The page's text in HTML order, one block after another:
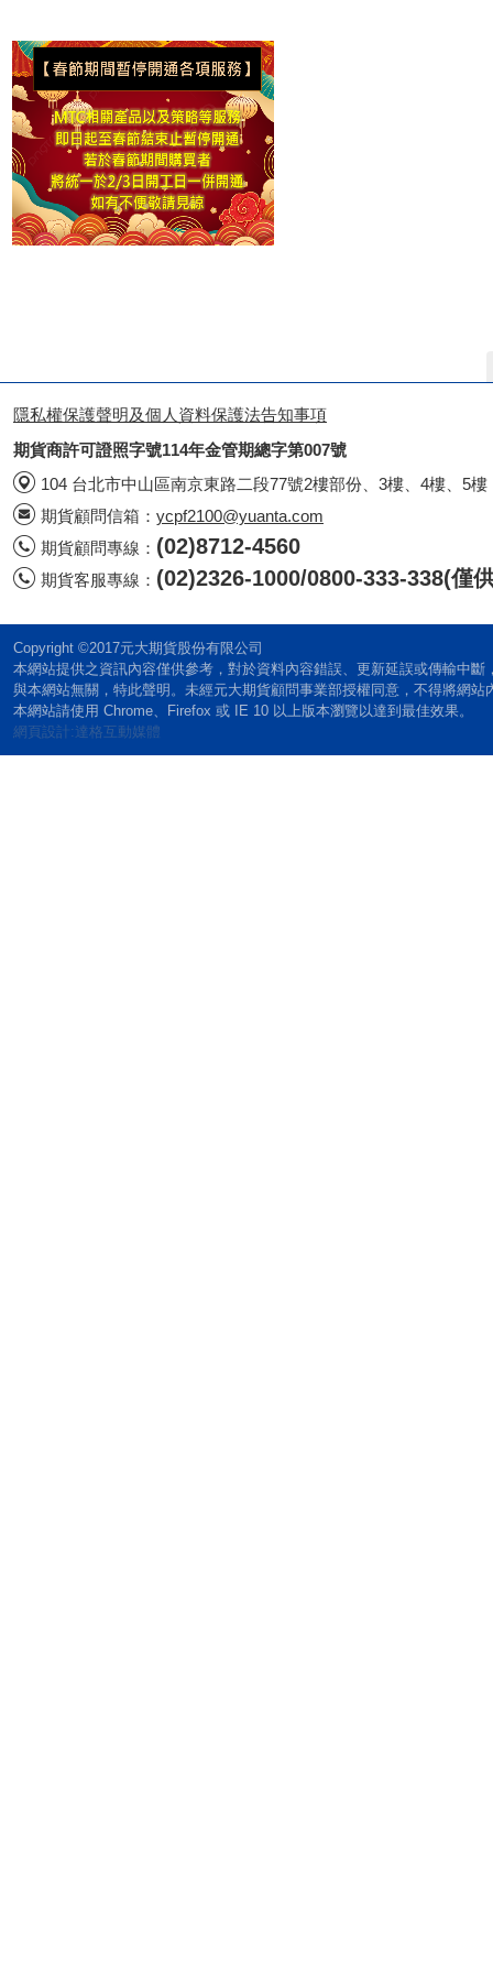
隱私權保護聲明及個人資料保護法告知事項
期貨商許可證照字號114年金管期總字第007號
104 台北市中山區南京東路二段77號2樓部份、3樓、4樓、5樓
期貨顧問信箱： ycpf2100@yuanta.com
期貨顧問專線： (02)8712-4560
期貨客服專線： (02)2326-1000/0800-333-338(僅
Copyright ©2017元大期貨股份有限公司
本網站提供之資訊內容僅供參考，對於資料內容錯誤、更新延誤或傳輸中
與本網站無關，特此聲明。未經元大期貨顧問事業部授權同意，不得將網站
本網站請使用 Chrome、Firefox 或 IE 10 以上版本瀏覽以達到最佳效果。
網頁設計:達格互動媒體